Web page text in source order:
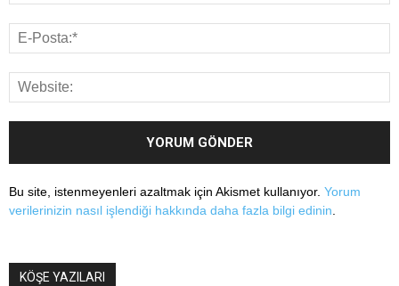
Bu site, istenmeyenleri azaltmak için Akismet kullanıyor. Yorum
verilerinizin nasıl işlendiği hakkında daha fazla bilgi edinin
KÖŞE YAZILARI